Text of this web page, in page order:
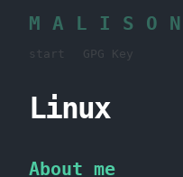
M A L I S O N
start GPG Key
Linux
About me